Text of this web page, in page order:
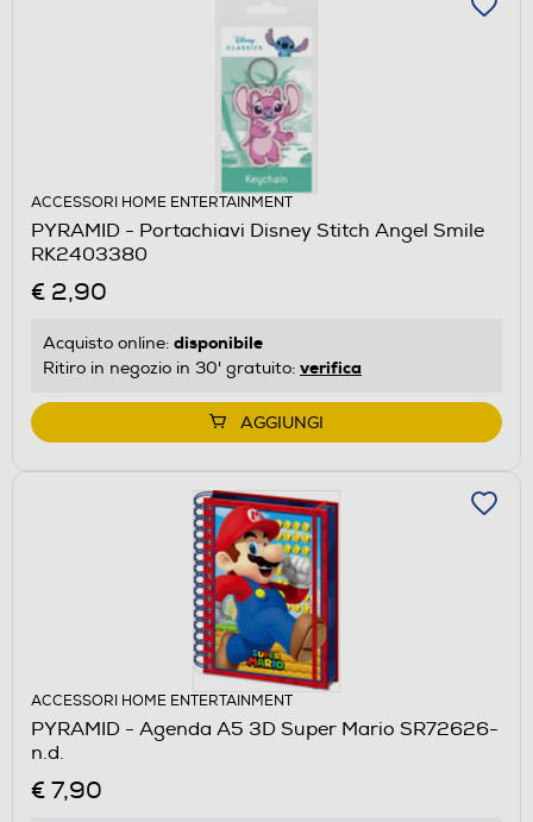
ACCESSORI HOME ENTERTAINMENT
PYRAMID - Portachiavi Disney Stitch Angel Smile
RK2403380
€ 2,90
Acquisto online: disponibile
Ritiro in negozio in 30' gratuito: verifica
AGGIUNGI
ACCESSORI HOME ENTERTAINMENT
PYRAMID - Agenda A5 3D Super Mario SR72626-
n.d.
€ 7,90